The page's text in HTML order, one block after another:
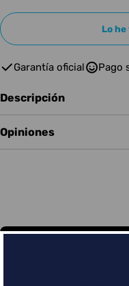
Lo
Garantía oficial Pago
Descripción
Opiniones
Divide en 3 sin